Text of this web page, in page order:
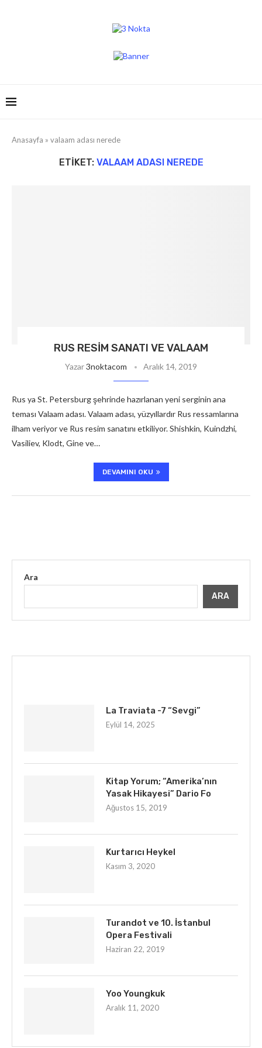
Anasayfa » valaam adası nerede
ETIKET: VALAAM ADASI NEREDE
RUS RESIM SANATI VE VALAAM
Yazar3noktacom Aralık 14, 2019
Rus ya St. Petersburg şehrinde hazırlanan yeni serginin ana
teması Valaam adası. Valaam adası, yüzyıllardır Rus ressamlarına
ilham veriyor ve Rus resim sanatını etkiliyor. Shishkin, Kuindzhi,
Vasiliev, Klodt, Gine ve…
DEVAMINI OKU
Ara
ARA
La Traviata -7 “Sevgi”
Eylül 14, 2025
Kitap Yorum; “Amerika’nın
Yasak Hikayesi” Dario Fo
Ağustos 15, 2019
Kurtarıcı Heykel
Kasım 3, 2020
Turandot ve 10. İstanbul
Opera Festivali
Haziran 22, 2019
Yoo Youngkuk
Aralık 11, 2020